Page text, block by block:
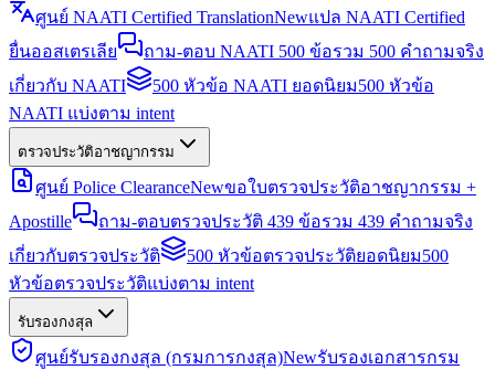
ศูนย์ NAATI Certified TranslationNewแปล NAATI Certified
ยื่นออสเตรเลีย
ถาม-ตอบ NAATI 500 ข้อรวม 500 คำถามจริง
เกี่ยวกับ NAATI
500 หัวข้อ NAATI ยอดนิยม500 หัวข้อ
NAATI แบ่งตาม intent
ตรวจประวัติอาชญากรรม
ศูนย์ Police ClearanceNewขอใบตรวจประวัติอาชญากรรม +
Apostille
ถาม-ตอบตรวจประวัติ 439 ข้อรวม 439 คำถามจริง
เกี่ยวกับตรวจประวัติ
500 หัวข้อตรวจประวัติยอดนิยม500
หัวข้อตรวจประวัติแบ่งตาม intent
รับรองกงสุล
ศูนย์รับรองกงสุล (กรมการกงสุล)Newรับรองเอกสารกรม